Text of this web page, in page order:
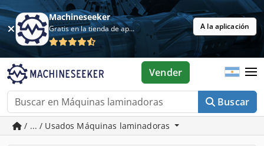
Machineseeker
Gratis en la tienda de aplicaciones A la aplicación
Buscar
Vender
/ ... / Usados Máquinas laminadoras